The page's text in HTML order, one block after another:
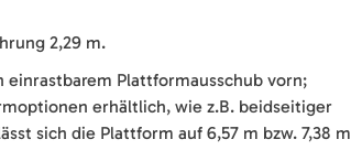
2,29 m.
Plattformausschub vorn;
erhältlich, wie z.B. beidseitiger
sich die Plattform auf 6,57 m bzw. 7,38 m